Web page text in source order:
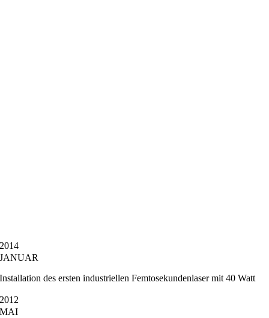
2014
JANUAR
Installation des ersten industriellen Femtosekundenlaser mit 40 Watt
2012
MAI